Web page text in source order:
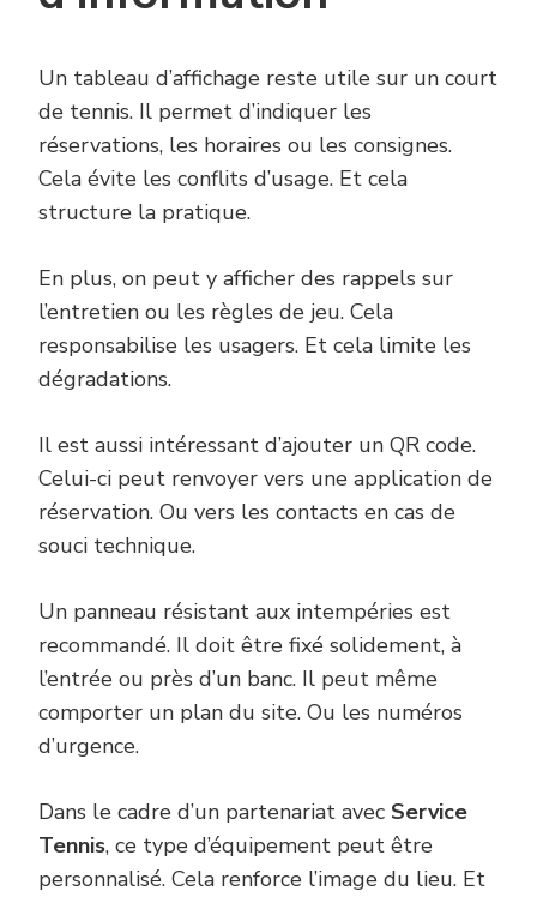
Un tableau d’affichage reste utile sur un court
de tennis. Il permet d’indiquer les
réservations, les horaires ou les consignes.
Cela évite les conflits d’usage. Et cela
structure la pratique.
En plus, on peut y afficher des rappels sur
l’entretien ou les règles de jeu. Cela
responsabilise les usagers. Et cela limite les
dégradations.
Il est aussi intéressant d’ajouter un QR code.
Celui-ci peut renvoyer vers une application de
réservation. Ou vers les contacts en cas de
souci technique.
Un panneau résistant aux intempéries est
recommandé. Il doit être fixé solidement, à
l’entrée ou près d’un banc. Il peut même
comporter un plan du site. Ou les numéros
d’urgence.
Dans le cadre d’un partenariat avec Service
Tennis, ce type d’équipement peut être
personnalisé. Cela renforce l’image du lieu. Et